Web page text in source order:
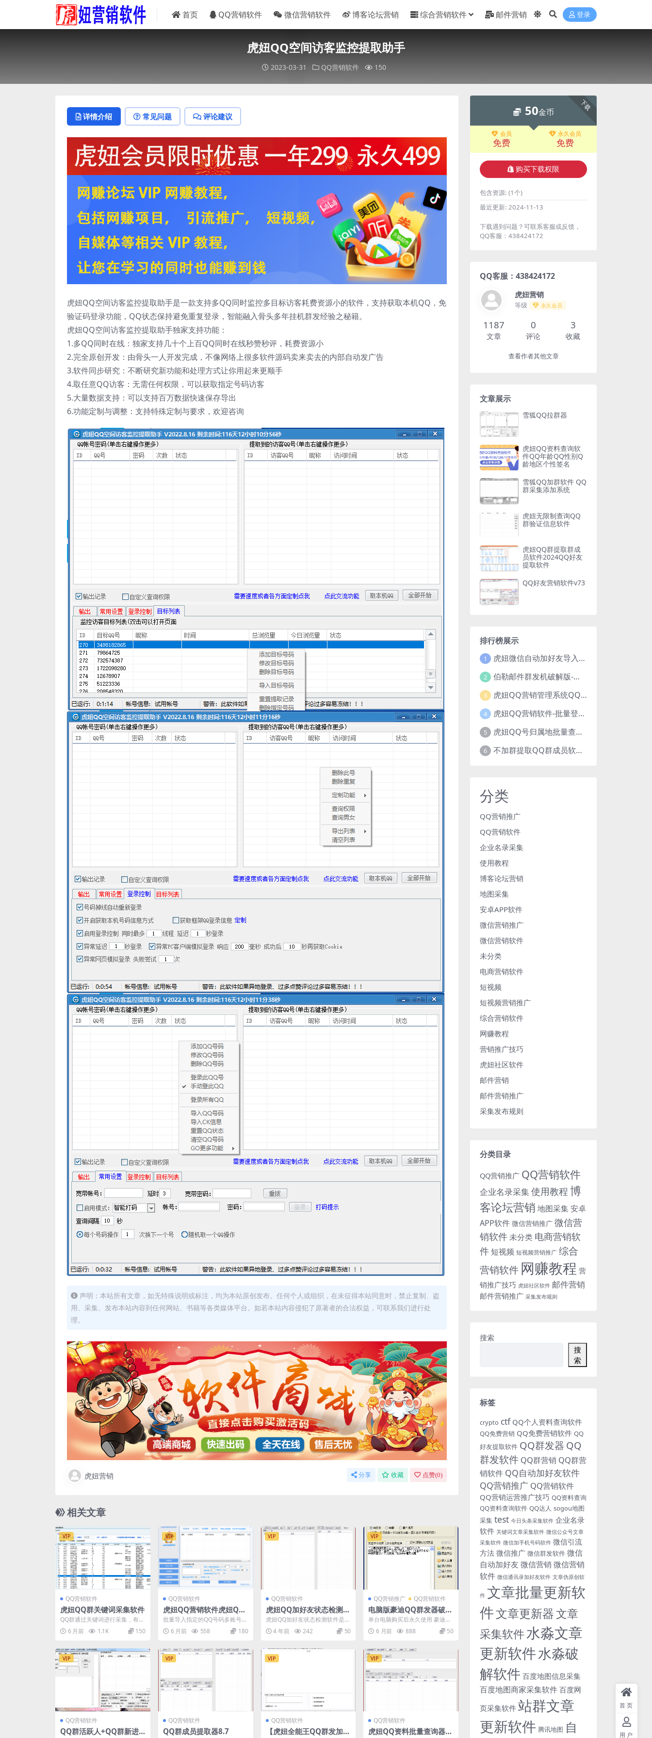
首页 QQ营销软件 微信营销软件 博客论坛营销 综合营销软件 邮件营销 登录
虎妞QQ空间访客监控提取助手
2023-03-31 QQ营销软件 150
详情介绍 常见问题 评论建议
虎妞QQ空间访客监控提取助手是一款支持多QQ同时监控多目标访客耗费资源小的软件，支持获取本机QQ，免
验证码登录功能，QQ状态保持避免重复登录，智能融入骨头多年挂机群发经验之秘籍。
虎妞QQ空间访客监控提取助手独家支持功能：
1.多QQ同时在线：独家支持几十个上百QQ同时在线秒赞秒评，耗费资源小
2.完全原创开发：由骨头一人开发完成，不像网络上很多软件源码卖来卖去的内部自动发广告
3.软件同步研究：不断研究新功能和处理方式让你用起来更顺手
4.取任意QQ访客：无需任何权限，可以获取指定号码访客
5.大量数据支持：可以支持百万数据快速保存导出
6.功能定制与调整：支持特殊定制与要求，欢迎咨询
声明：本站所有文章，如无特殊说明或标注，均为本站原创发布。任何个人或组织，在未征得本站同意时，禁止复制、盗
用、采集、发布本站内容到任何网站、书籍等各类媒体平台。如若本站内容侵犯了原著者的合法权益，可联系我们进行处
理。
虎妞营销 分享 收藏 点赞(0)
相关文章
VIP
QQ营销软件
虎妞QQ群关键词采集软件
QQ群通过关键词进行采集，有两
个采集的通道，可以自定义选
择。 可采集/QQ群号/...
6 月前 1.1K 150
VIP
QQ营销软件
虎妞QQ营销软件虎妞QQ
批量添加好友软件
批量导入指定的QQ号码多账号轮
流添加QQ好友。 批量导入指定
的QQ群号多账号轮流...
6 月前 558 180
VIP
QQ营销软件
虎妞QQ加好友状态检测软
件
虎妞QQ加好友状态检测软件是一
款批量检测QQ是否可以直接加为
好友的软件，检测状态...
4 年前 242 50
VIP
QQ营销推广 QQ营销软件
电脑版豪迪QQ群发器破解
版注册机QQ群发软件
单台电脑购买后永久使用 豪迪群
发器是一款能够针对微信好友、
微信群聊、QQ好友、Q...
6 月前 888 50
VIP
QQ营销软件
QQ群活跃人+QQ群新进
VIP
QQ营销软件
QQ群成员提取器8.7
VIP
QQ营销软件
【虎妞全能王QQ群发加人
VIP
QQ营销软件
虎妞QQ资料批量查询器下
下载
50金币
会员
免费
永久会员
免费
购买下载权限
包含资源: (1个)
最近更新: 2024-11-13
下载遇到问题？可联系客服或反馈，
QQ客服：438424172
QQ客服：438424172
虎妞营销
等级 永久会员
1187
文章
0
评论
3
收藏
查看作者其他文章
文章展示
雪狐QQ拉群器
虎妞QQ资料查询软
件QQ年龄QQ性别Q
龄地区个性签名
雪狐QQ加群软件 QQ
群采集添加系统
虎妞无限制查询QQ
群验证信息软件
虎妞QQ群提取群成
员软件2024QQ好友
提取软件
QQ好友营销软件v73
排行榜展示
1 虎妞微信自动加好友导入手机号码批量精准添加客户售营销软件微商工具
2 伯勒邮件群发机破解版-邮件群发，QQ邮件群发，邮件群发软件，伯乐邮件群发工具，邮件群发器
3 虎妞QQ营销管理系统QQ好友群发营销软件
4 虎妞QQ营销软件-批量登录QQ挂机-添加好友-自动加群-群发消息-临时会话
5 虎妞QQ号归属地批量查询指定QQ绑定的手机号软件
6 不加群提取QQ群成员软件QQ群成员提取qq号邮箱软件
分类
QQ营销推广
QQ营销软件
企业名录采集
使用教程
博客论坛营销
地图采集
安卓APP软件
微信营销推广
微信营销软件
未分类
电商营销软件
短视频
短视频营销推广
综合营销软件
网赚教程
营销推广技巧
虎妞社区软件
邮件营销
邮件营销推广
采集发布规则
分类目录
QQ营销推广 QQ营销软件
企业名录采集使用教程博
客论坛营销 地图采集安卓
APP软件 微信营销推广 微信营
销软件未分类 电商营销软
件短视频 短视频营销推广 综合
营销软件 网赚教程 营
销推广技巧 虎妞社区软件 邮件营销
邮件营销推广 采集发布规则
搜索
搜
索
标签
crypto ctf QQ个人资料查询软件
QQ免费营销 QQ免费营销软件 QQ
好友提取软件 QQ群发器 QQ
群发软件 QQ群营销 QQ群营
销软件 QQ自动加好友软件
QQ营销推广 QQ营销软件
QQ营销运营推广技巧 QQ资料查询
QQ资料查询软件 QQ达人 sogou地图
采集 test 今日头条采集软件 企业名录
软件 关键词文章采集软件 微信公众号文章
采集软件 微信加手机号码软件 微信引流
方法 微信推广 微信群发软件 微信
自动加好友 微信营销 微信营销
软件 微信通讯录加好友软件 文章伪原创软
件 文章批量更新软
件文章更新器文章
采集软件水淼文章
更新软件水淼破
解软件 百度地图信息采集
百度地图商家采集软件 百度网
页采集软件 站群文章
更新软件 腾讯地图 自
首页
用户